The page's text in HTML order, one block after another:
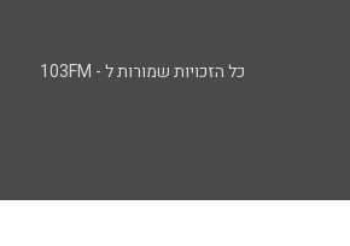
כל הזכויות שמורות ל - 103FM